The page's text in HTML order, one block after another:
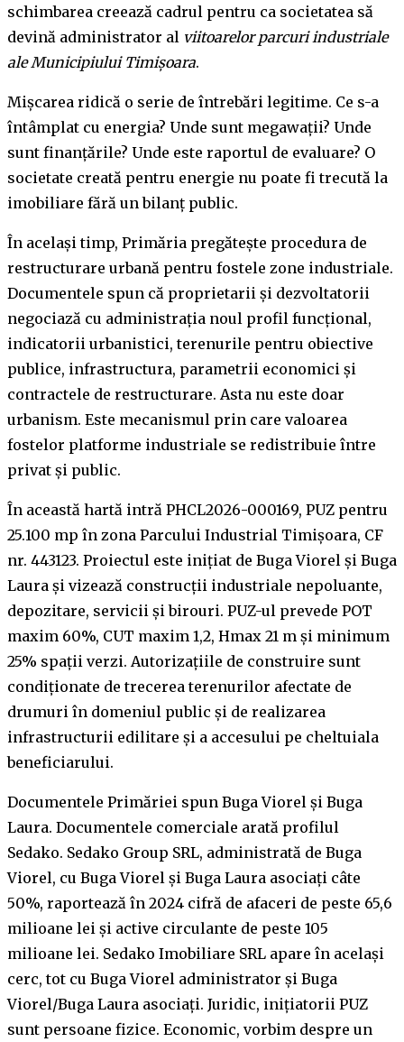
schimbarea creează cadrul pentru ca societatea să
devină administrator al viitoarelor parcuri industriale
ale Municipiului Timișoara.
Mișcarea ridică o serie de întrebări legitime. Ce s-a
întâmplat cu energia? Unde sunt megawații? Unde
sunt finanțările? Unde este raportul de evaluare? O
societate creată pentru energie nu poate fi trecută la
imobiliare fără un bilanț public.
În același timp, Primăria pregătește procedura de
restructurare urbană pentru fostele zone industriale.
Documentele spun că proprietarii și dezvoltatorii
negociază cu administrația noul profil funcțional,
indicatorii urbanistici, terenurile pentru obiective
publice, infrastructura, parametrii economici și
contractele de restructurare. Asta nu este doar
urbanism. Este mecanismul prin care valoarea
fostelor platforme industriale se redistribuie între
privat și public.
În această hartă intră PHCL2026-000169, PUZ pentru
25.100 mp în zona Parcului Industrial Timișoara, CF
nr. 443123. Proiectul este inițiat de Buga Viorel și Buga
Laura și vizează construcții industriale nepoluante,
depozitare, servicii și birouri. PUZ-ul prevede POT
maxim 60%, CUT maxim 1,2, Hmax 21 m și minimum
25% spații verzi. Autorizațiile de construire sunt
condiționate de trecerea terenurilor afectate de
drumuri în domeniul public și de realizarea
infrastructurii edilitare și a accesului pe cheltuiala
beneficiarului.
Documentele Primăriei spun Buga Viorel și Buga
Laura. Documentele comerciale arată profilul
Sedako. Sedako Group SRL, administrată de Buga
Viorel, cu Buga Viorel și Buga Laura asociați câte
50%, raportează în 2024 cifră de afaceri de peste 65,6
milioane lei și active circulante de peste 105
milioane lei. Sedako Imobiliare SRL apare în același
cerc, tot cu Buga Viorel administrator și Buga
Viorel/Buga Laura asociați. Juridic, inițiatorii PUZ
sunt persoane fizice. Economic, vorbim despre un